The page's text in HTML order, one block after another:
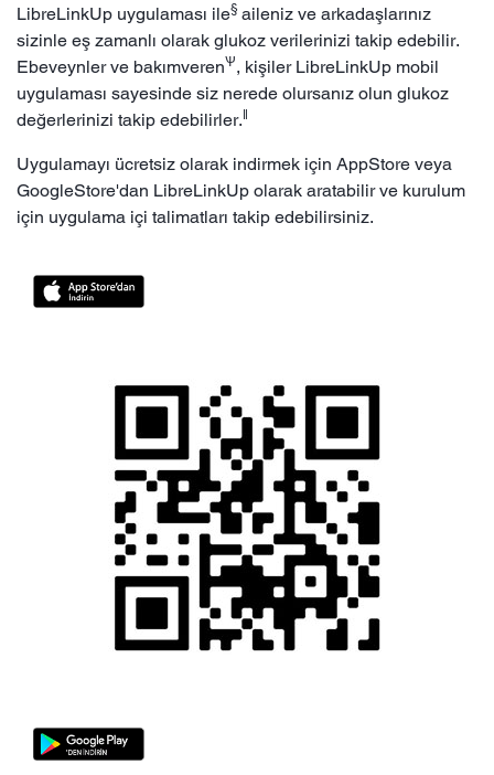
LibreLinkUp uygulaması ile§ aileniz ve arkadaşlarınız
sizinle eş zamanlı olarak glukoz verilerinizi takip edebilir.
Ebeveynler ve bakımverenѰ, kişiler LibreLinkUp mobil
uygulaması sayesinde siz nerede olursanız olun glukoz
değerlerinizi takip edebilirler.
Uygulamayı ücretsiz olarak indirmek için AppStore veya
GoogleStore'dan LibreLinkUp olarak aratabilir ve kurulum
için uygulama içi talimatları takip edebilirsiniz.